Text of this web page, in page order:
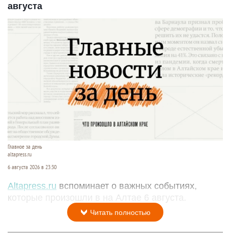
августа
Главное за день
altapress.ru
6 августа 2026 в 23:30
Altapress.ru вспоминает о важных событиях,
которые произошли в на Алтае 6 августа.
Читать полностью